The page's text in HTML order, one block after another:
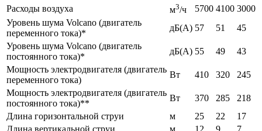
Расходы воздуха
м3/ч 5700 4100 3000
Уровень шума Volcano (двигатель
переменного тока)*
дБ(А) 57 51
45
Уровень шума Volcano (двигатель
постоянного тока)*
дБ(А) 55 49
43
Мощность электродвигателя (двигатель
переменного тока)
Вт 410 320
245
Мощность электродвигателя (двигатель
постоянного тока)**
Вт 370 285
218
Длина горизонтальной струи
м 25 22
17
Длина вертикальной струи
м 12 9 7